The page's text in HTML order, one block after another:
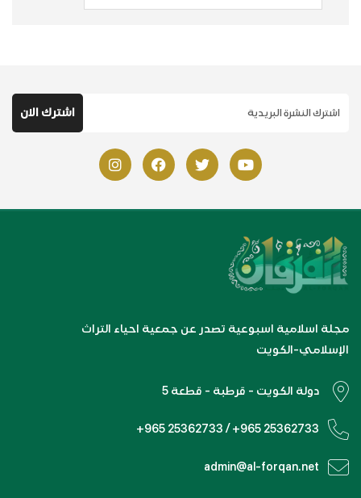
مجلة اسلامية اسبوعية تصدر عن جمعية احياء التراث
الإسلامي-الكويت
دولة الكويت - قرطبة - قطعة 5
+965 25362733 / +965 25362733
admin@al-forqan.net